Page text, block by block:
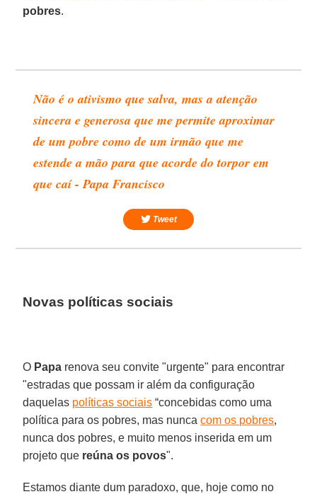
pobres.
Não é o ativismo que salva, mas a atenção
sincera e generosa que me permite aproximar
de um pobre como de um irmão que me
estende a mão para que acorde do torpor em
que caí - Papa Francisco
Tweet
Novas políticas sociais
O Papa renova seu convite "urgente" para encontrar
"estradas que possam ir além da configuração
daquelas políticas sociais “concebidas como uma
política para os pobres, mas nuncacom os pobres,
nunca dos pobres, e muito menos inserida em um
projeto que reúna os povos".
Estamos diante dum paradoxo, que, hoje como no